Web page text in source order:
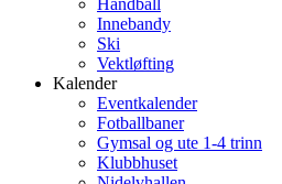
Håndball
Innebandy
Ski
Vektløfting
Kalender
Eventkalender
Fotballbaner
Gymsal og ute 1-4 trinn
Klubbhuset